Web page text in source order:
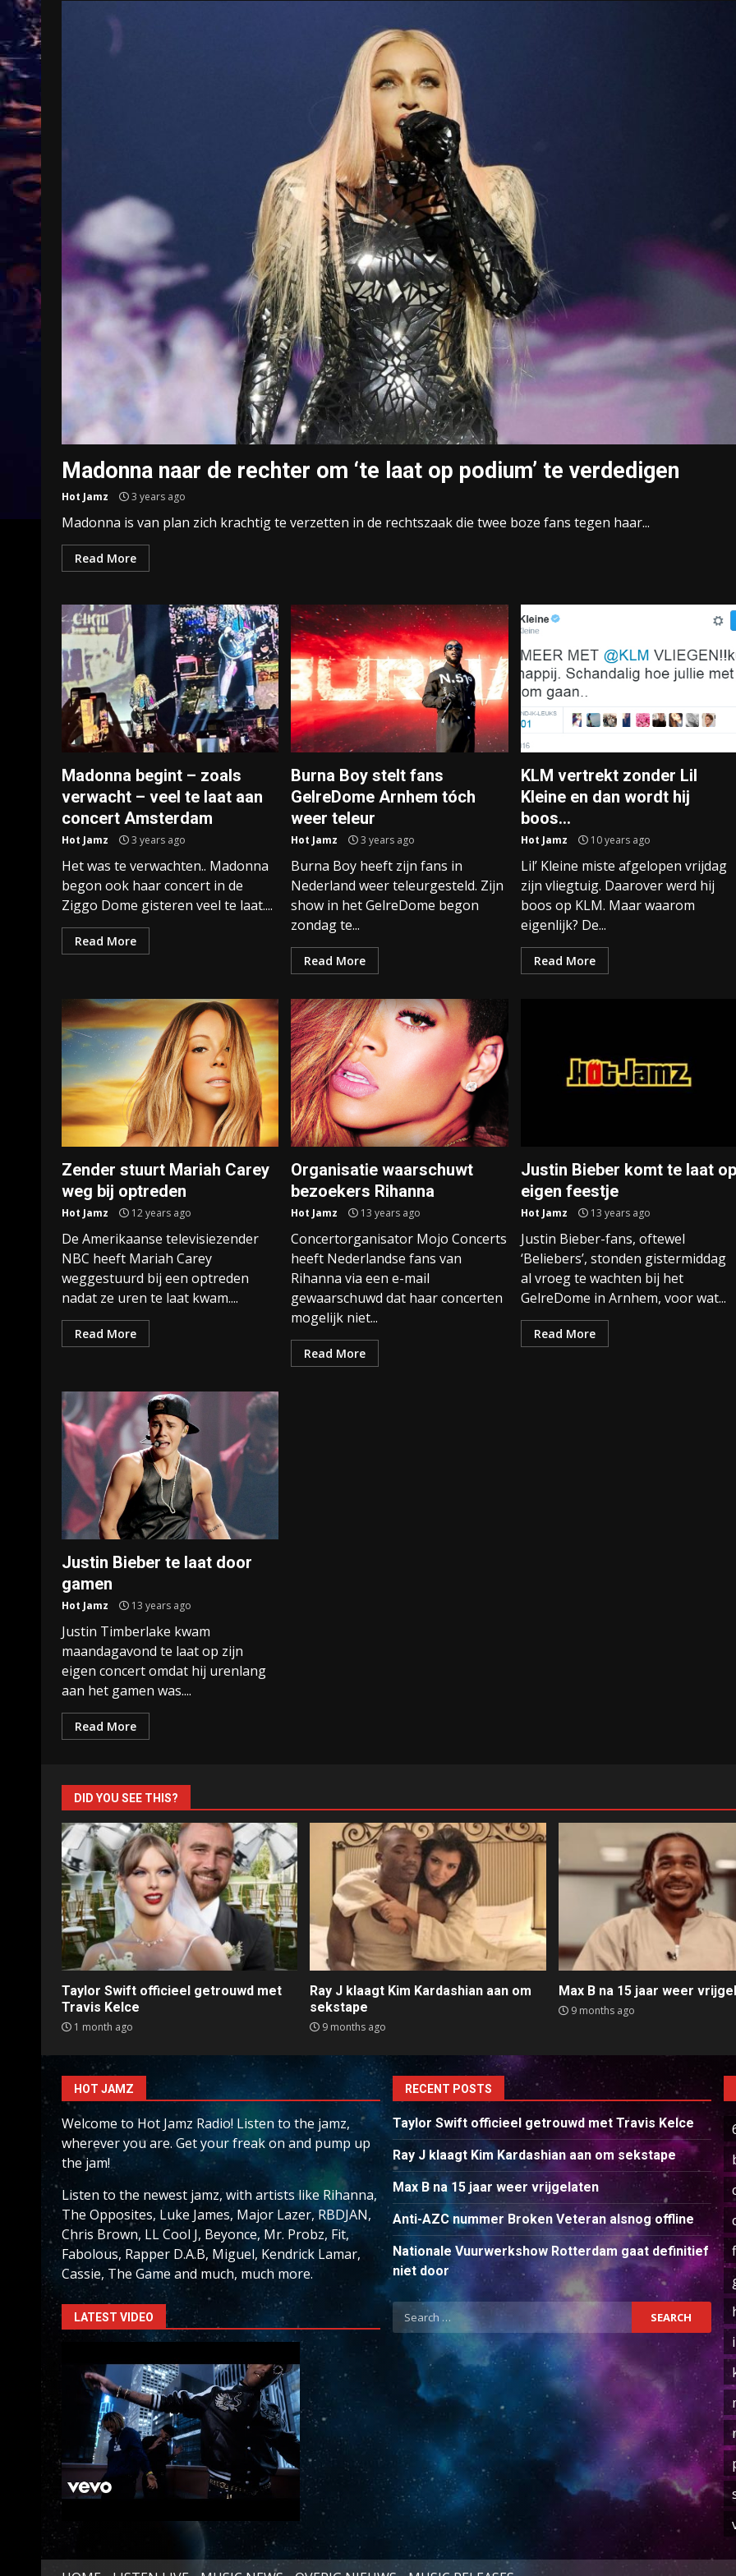
Madonna naar de rechter om ‘te laat op podium’ te verdedigen
Hot Jamz 3 years ago
Madonna is van plan zich krachtig te verzetten in de rechtszaak die twee boze fans tegen haar...
Read More
Madonna begint – zoals
verwacht – veel te laat aan
concert Amsterdam
Hot Jamz 3 years ago
Het was te verwachten.. Madonna
begon ook haar concert in de
Ziggo Dome gisteren veel te laat....
Read More
Burna Boy stelt fans
GelreDome Arnhem tóch
weer teleur
Hot Jamz 3 years ago
Burna Boy heeft zijn fans in
Nederland weer teleurgesteld. Zijn
show in het GelreDome begon
zondag te...
Read More
KLM vertrekt zonder Lil
Kleine en dan wordt hij
boos…
Hot Jamz 10 years ago
Lil’ Kleine miste afgelopen vrijdag
zijn vliegtuig. Daarover werd hij
boos op KLM. Maar waarom
eigenlijk? De...
Read More
Zender stuurt Mariah Carey
weg bij optreden
Hot Jamz 12 years ago
De Amerikaanse televisiezender
NBC heeft Mariah Carey
weggestuurd bij een optreden
nadat ze uren te laat kwam....
Read More
Organisatie waarschuwt
bezoekers Rihanna
Hot Jamz 13 years ago
Concertorganisator Mojo Concerts
heeft Nederlandse fans van
Rihanna via een e-mail
gewaarschuwd dat haar concerten
mogelijk niet...
Read More
Justin Bieber komt te laat op
eigen feestje
Hot Jamz 13 years ago
Justin Bieber-fans, oftewel
‘Beliebers’, stonden gistermiddag
al vroeg te wachten bij het
GelreDome in Arnhem, voor wat...
Read More
Justin Bieber te laat door
gamen
Hot Jamz 13 years ago
Justin Timberlake kwam
maandagavond te laat op zijn
eigen concert omdat hij urenlang
aan het gamen was....
Read More
Treinkaartjes worden duurder,
abonnementen verdwijnen
DID YOU SEE THIS?
Taylor Swift officieel getrouwd met
Travis Kelce
1 month ago
Ray J klaagt Kim Kardashian aan om
sekstape
9 months ago
Max B na 15 jaar weer
9 months ago
HOT JAMZ
Welcome to Hot Jamz Radio! Listen to the jamz,
wherever you are. Get your freak on and pump up
the jam!
Listen to the newest jamz, with artists like Rihanna,
The Opposites, Luke James, Major Lazer, RBDJAN,
Chris Brown, LL Cool J, Beyonce, Mr. Probz, Fit,
Fabolous, Rapper D.A.B, Miguel, Kendrick Lamar,
Cassie, The Game and much, much more.
LATEST VIDEO
RECENT POSTS
Taylor Swift officieel getrouwd met Travis Kelce
Ray J klaagt Kim Kardashian aan om sekstape
Max B na 15 jaar weer vrijgelaten
Anti-AZC nummer Broken Veteran alsnog offline
Nationale Vuurwerkshow Rotterdam gaat definitief
niet door
Search
for: